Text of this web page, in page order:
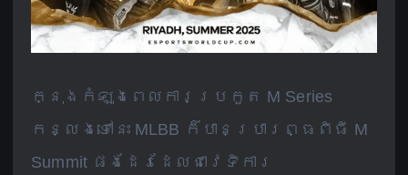
ក្នុងកំឡុងពេលការប្រកួត M Series
កន្លងទៅនេះ MLBB ក៏បានប្រារព្ធពិធី M
Summit ផងដែរដែលជាវេទិការ